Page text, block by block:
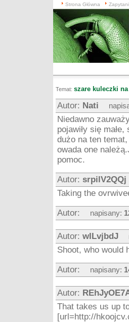
Strona Główna
Temat: szare kuleczki
Autor: Nati
Niedawno
pojawiły się
dużo na ten
owada one
pomoc.
Autor: srpilV2QQj
Taking the
Autor: napisany:
Autor: wILvjbdJ
Shoot, who would
Autor: napisany:
Autor:
That takes us up
[url=http://